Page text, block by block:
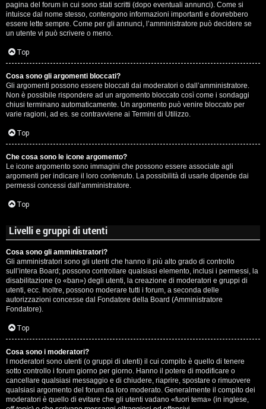
pagina del forum in cui sono stati scritti (dopo eventuali annunci). Come si
intuisce dal nome stesso, contengono informazioni importanti e dovrebbero
essere lette sempre. Come per gli annunci, l’amministratore può decidere se
un utente vi può scrivere o meno.
Top
Cosa sono gli argomenti bloccati?
Gli argomenti possono essere bloccati dai moderatori o dall’amministratore.
Non è possibile rispondere ad un argomento bloccato così come i sondaggi
chiusi terminano automaticamente. Un argomento può venire bloccato per
varie ragioni, ad es. se contravviene ai Termini di Utilizzo.
Top
Che cosa sono le icone argomento?
Le icone argomento sono immagini che possono essere associate agli
argomenti per indicare il loro contenuto. La possibilità di usarle dipende dai
permessi concessi dall’amministratore.
Top
Livelli e gruppi di utenti
Cosa sono gli amministratori?
Gli amministratori sono gli utenti che hanno il più alto grado di controllo
sull’intera Board; possono controllare qualsiasi elemento, inclusi i permessi, la
disabilitazione (o «ban») degli utenti, la creazione di moderatori e gruppi di
utenti, ecc. Inoltre, possono moderare tutti i forum, a seconda delle
autorizzazioni concesse dal Fondatore della Board (Amministratore
Fondatore).
Top
Cosa sono i moderatori?
I moderatori sono utenti (o gruppi di utenti) il cui compito è quello di tenere
sotto controllo i forum giorno per giorno. Hanno il potere di modificare o
cancellare qualsiasi messaggio e di chiudere, riaprire, spostare o rimuovere
qualsiasi argomento del forum da loro moderato. Generalmente il compito dei
moderatori è quello di evitare che gli utenti vadano «fuori tema» (in inglese,
o
s
a
n
o
n
c
i
p
i
a
c
e
P
e
r
c
o
r
s